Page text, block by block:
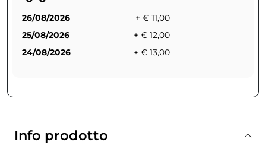
26/08/2026
+ € 11,00
25/08/2026
+ € 12,00
24/08/2026
+ € 13,00
Info prodotto